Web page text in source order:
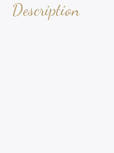
Description